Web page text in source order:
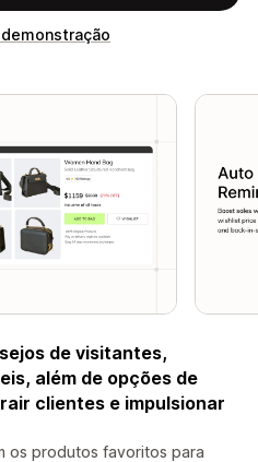
de visitantes,
além de opções de
clientes e impulsionar
os produtos favoritos para